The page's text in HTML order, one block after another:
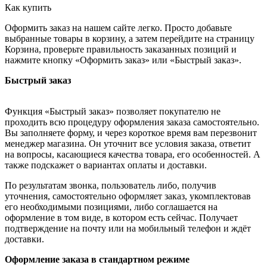
Как купить
Оформить заказ на нашем сайте легко. Просто добавьте
выбранные товары в корзину, а затем перейдите на страницу
Корзина, проверьте правильность заказанных позиций и
нажмите кнопку «Оформить заказ» или «Быстрый заказ».
Быстрый заказ
Функция «Быстрый заказ» позволяет покупателю не
проходить всю процедуру оформления заказа самостоятельно.
Вы заполняете форму, и через короткое время вам перезвонит
менеджер магазина. Он уточнит все условия заказа, ответит
на вопросы, касающиеся качества товара, его особенностей. А
также подскажет о вариантах оплаты и доставки.
По результатам звонка, пользователь либо, получив
уточнения, самостоятельно оформляет заказ, укомплектовав
его необходимыми позициями, либо соглашается на
оформление в том виде, в котором есть сейчас. Получает
подтверждение на почту или на мобильный телефон и ждёт
доставки.
Оформление заказа в стандартном режиме